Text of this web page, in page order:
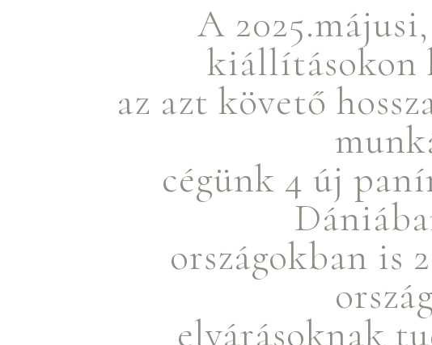
A
kiállításokon
az azt követő
cégünk 4 új
országokban is
elvárásoknak